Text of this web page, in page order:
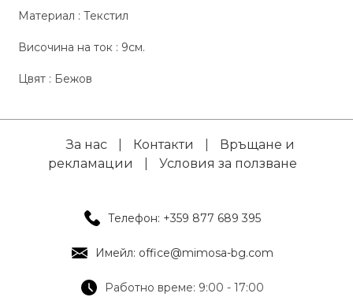
Материал : Текстил
Височина на ток : 9см.
Цвят : Бежов
За нас Контакти
Връщане и
рекламации
Условия за ползване
Телефон: +359 877 689 395
Имейл: office@mimosa-bg.com
Работно време: 9:00 - 17:00